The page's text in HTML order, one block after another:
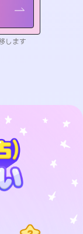
します